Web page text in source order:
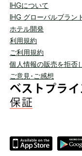
IHGについて
IHG グローバルブラン
ホテル開発
利用規約
ご利用規約
個人情報の販売を拒否
ご意見･ご感想